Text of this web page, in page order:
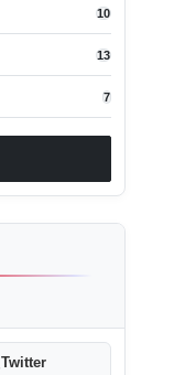
10
13
7
Twitter